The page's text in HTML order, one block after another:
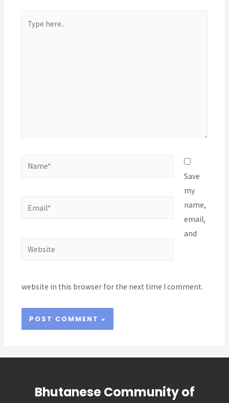
here..
Name*
Email*
Website
Save
my
name,
email,
and
website in this browser for the next time I comment.
Bhutanese Community of